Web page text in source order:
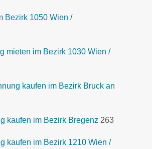
Bezirk 1050 Wien /
mieten im Bezirk 1030 Wien /
kaufen im Bezirk Bruck an
kaufen im Bezirk Bregenz 263
kaufen im Bezirk 1210 Wien /